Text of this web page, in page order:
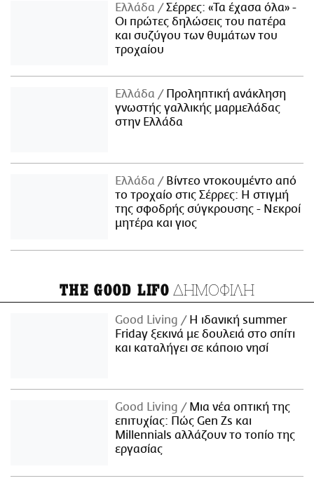
Ελλάδα
Σέρρες: «Τα έχασα όλα» -
Οι πρώτες δηλώσεις του πατέρα
και συζύγου των θυμάτων του
τροχαίου
Ελλάδα
Προληπτική ανάκληση
γνωστής γαλλικής μαρμελάδας
στην Ελλάδα
Ελλάδα
Βίντεο ντοκουμέντο από
το τροχαίο στις Σέρρες: Η στιγμή
της σφοδρής σύγκρουσης - Νεκροί
μητέρα και γιος
THE GOOD LIFO ΔΗΜΟΦΙΛΗ
Good Living
Η ιδανική summer
Friday ξεκινά με δουλειά στο σπίτι
και καταλήγει σε κάποιο νησί
Good Living
Μια νέα οπτική της
επιτυχίας: Πώς Gen Zs και
Millennials αλλάζουν το τοπίο της
εργασίας